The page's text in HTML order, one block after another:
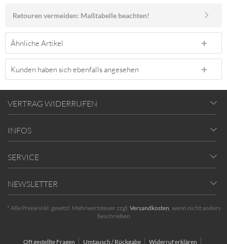
Retouren vermeiden: Maßtabelle beachten!
Ähnliche Artikel
Kunden haben sich ebenfalls angesehen
VERTRAG WIDERRUFEN
INFOS
SERVICE
NEWSLETTER
* Alle Preise inkl. gesetzl. Mehrwertsteuer zzgl. Versandkosten, wenn nicht anders
beschrieben
Oft gestellte Fragen Umtausch / Rückgabe Widerruf erklären